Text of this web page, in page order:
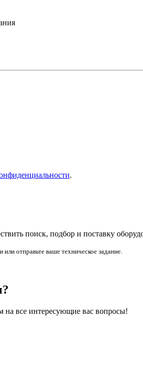
.
поиск, подбор и поставку
отправьте ваше техническое задание.
на все интересующие вас вопросы!